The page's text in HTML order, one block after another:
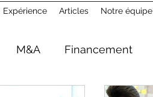
Expérience Articles Notre équipe
M&A Financement